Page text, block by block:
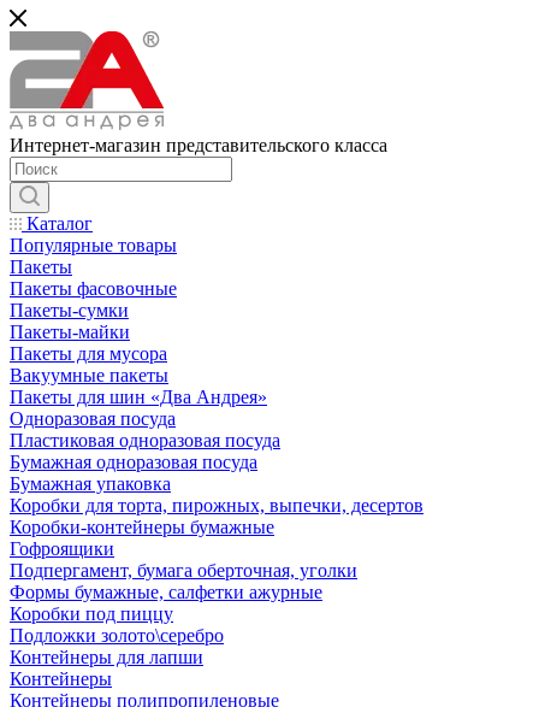
Интернет-магазин представительского класса
Каталог
Популярные товары
Пакеты
Пакеты фасовочные
Пакеты-сумки
Пакеты-майки
Пакеты для мусора
Вакуумные пакеты
Пакеты для шин «Два Андрея»
Одноразовая посуда
Пластиковая одноразовая посуда
Бумажная одноразовая посуда
Бумажная упаковка
Коробки для торта, пирожных, выпечки, десертов
Коробки-контейнеры бумажные
Гофроящики
Подпергамент, бумага оберточная, уголки
Формы бумажные, салфетки ажурные
Коробки под пиццу
Подложки золото\серебро
Контейнеры для лапши
Контейнеры
Контейнеры полипропиленовые